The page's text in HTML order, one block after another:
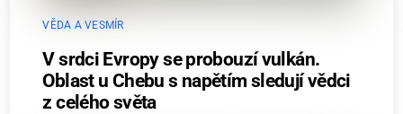
VĚDA A VESMÍR
V srdci Evropy se probouzí vulkán.
Oblast u Chebu s napětím sledují vědci
z celého světa